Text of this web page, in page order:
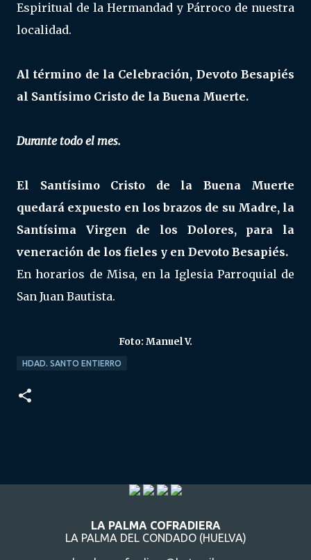
Espiritual de la Hermandad y Párroco de nuestra
localidad.
Al término de la Celebración, Devoto Besapiés
al Santísimo Cristo de la Buena Muerte.
Durante todo el mes.
El Santísimo Cristo de la Buena Muerte
quedará expuesto en los brazos de su Madre, la
Santísima Virgen de los Dolores, para la
veneración de los fieles y en Devoto Besapiés.
En horarios de Misa, en la Iglesia Parroquial de
San Juan Bautista.
Foto: Manuel V.
HDAD. SANTO ENTIERRO
LA PALMA COFRADIERA
LA PALMA DEL CONDADO (HUELVA)